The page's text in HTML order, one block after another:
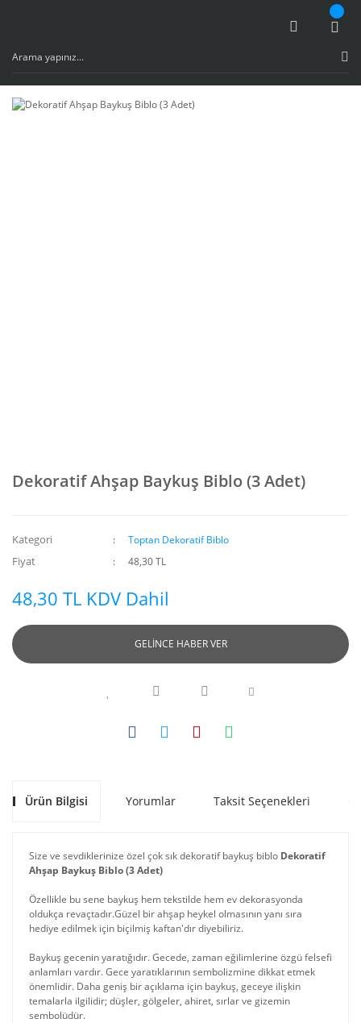
Dekoratif Ahşap Baykuş Biblo (3 Adet)
Kategori Toptan Dekoratif Biblo
Fiyat 48,30 TL
48,30 TL KDV Dahil
GELİNCE HABER VER
Ürün Bilgisi Yorumlar Taksit Seçenekleri
Size ve sevdiklerinize özel çok sık dekoratif baykuş biblo Dekoratif
Ahşap Baykuş Biblo (3 Adet)
Özellikle bu sene baykuş hem tekstilde hem ev dekorasyonda
oldukça revaçtadır.Güzel bir ahşap heykel olmasının yanı sıra
hediye edilmek için biçilmiş kaftan'dır diyebiliriz.
Baykuş gecenin yaratığıdır. Gecede, zaman eğilimlerine özgü felsefi
anlamları vardır. Gece yaratıklarının sembolizmine dikkat etmek
önemlidir. Daha geniş bir açıklama için baykuş, geceye ilişkin
temalarla ilgilidir; düşler, gölgeler, ahiret, sırlar ve gizemin
sembolüdür.